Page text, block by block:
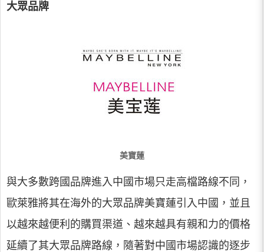
大眾品牌
美寶蓮
與大多數跨國品牌進入中國市場只走高檔路線不同，
歐萊雅將其在海外的大眾品牌美寶蓮引入中國，並且
以越來越便利的購買渠道、越來越具有親和力的價格
延續了其大眾品牌路線，隨著對中國市場認識的逐步